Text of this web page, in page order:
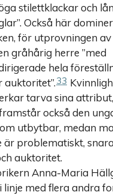
stilettklackar och
Också här
för utprovningen
gråhårig herre ”med
hela
auktoritet”.33
tarva sina
också den
utbytbar, medan
är problematiskt,
auktoritet.
Anna-Maria
linje med flera andra